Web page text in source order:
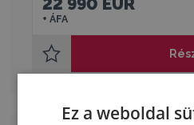
22 990 EUR
+ ÁFA
Ez a weboldal